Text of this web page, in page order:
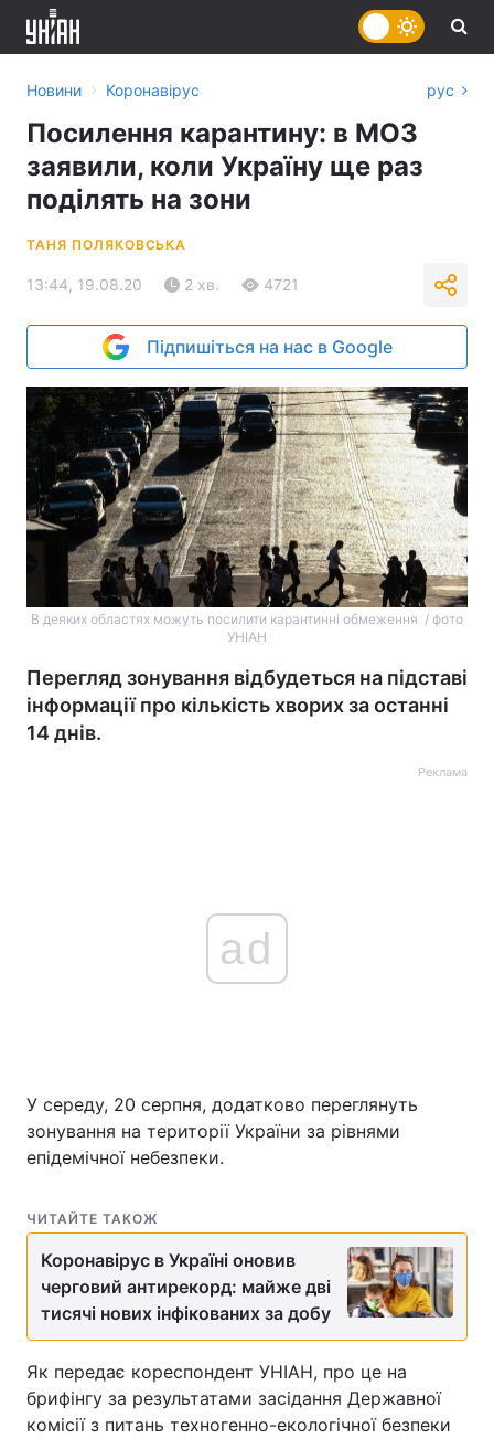
Україна Політика
Спорт Наука
Техно і зв'язок Лайт
Інциденти
Здоров'я Туризм
Цікавинки Погода
Новини › Коронавірус рус
Посилення карантину: в МОЗ
заявили, коли Україну ще раз
поділять на зони
ТАНЯ ПОЛЯКОВСЬКА
13:44, 19.08.20 2 хв. 4721
Підпишіться на нас в Google
В деяких областях можуть посилити карантинні обмеження / фото
УНІАН
Перегляд зонування відбудеться на підставі
інформації про кількість хворих за останні
14 днів.
Реклама
ad
У середу, 20 серпня, додатково переглянуть
зонування на території України за рівнями
епідемічної небезпеки.
ЧИТАЙТЕ ТАКОЖ
Коронавірус в Україні оновив
черговий антирекорд: майже дві
тисячі нових інфікованих за добу
Як передає кореспондент УНІАН, про це на
брифінгу за результатами засідання Державної
комісії з питань техногенно-екологічної безпеки